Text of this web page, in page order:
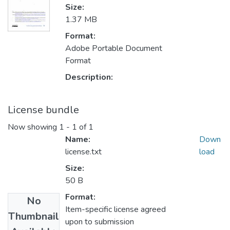
Size:
1.37 MB
Format:
Adobe Portable Document
Format
Description:
License bundle
Now showing 1 - 1 of 1
No
Thumbnail
Name:
license.txt
Size:
50 B
Format:
Item-specific license agreed
upon to submission
Down
load